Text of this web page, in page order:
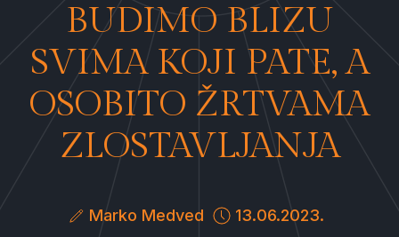
BUDIMO BLIZU
SVIMA KOJI PATE, A
OSOBITO ŽRTVAMA
ZLOSTAVLJANJA
Marko Medved 13.06.2023.